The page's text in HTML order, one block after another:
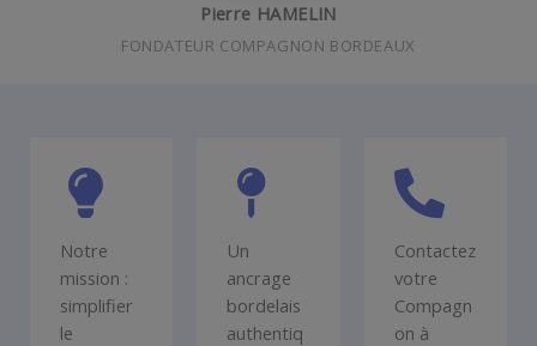
Pierre HAMELIN
FONDATEUR COMPAGNON BORDEAUX
Notre
mission :
simplifier
le
Un
ancrage
bordelais
authentiq
Contactez
votre
Compagn
on à